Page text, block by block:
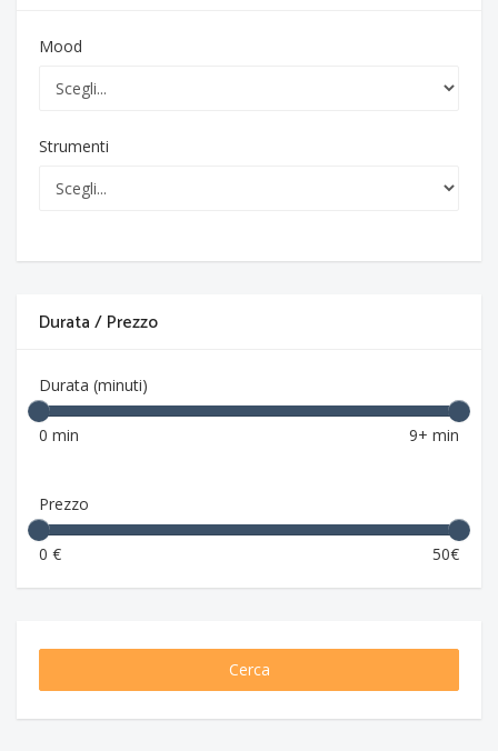
Mood
Strumenti
Durata / Prezzo
Durata (minuti)
0 min 9+ min
Prezzo
0 € 50€
Cerca